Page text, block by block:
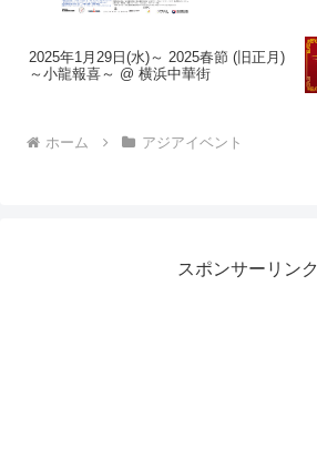
2025年1月29日(水)～ 2025春節 (旧正月)
～小龍報喜～ @ 横浜中華街
ホーム アジアイベント
スポンサーリンク